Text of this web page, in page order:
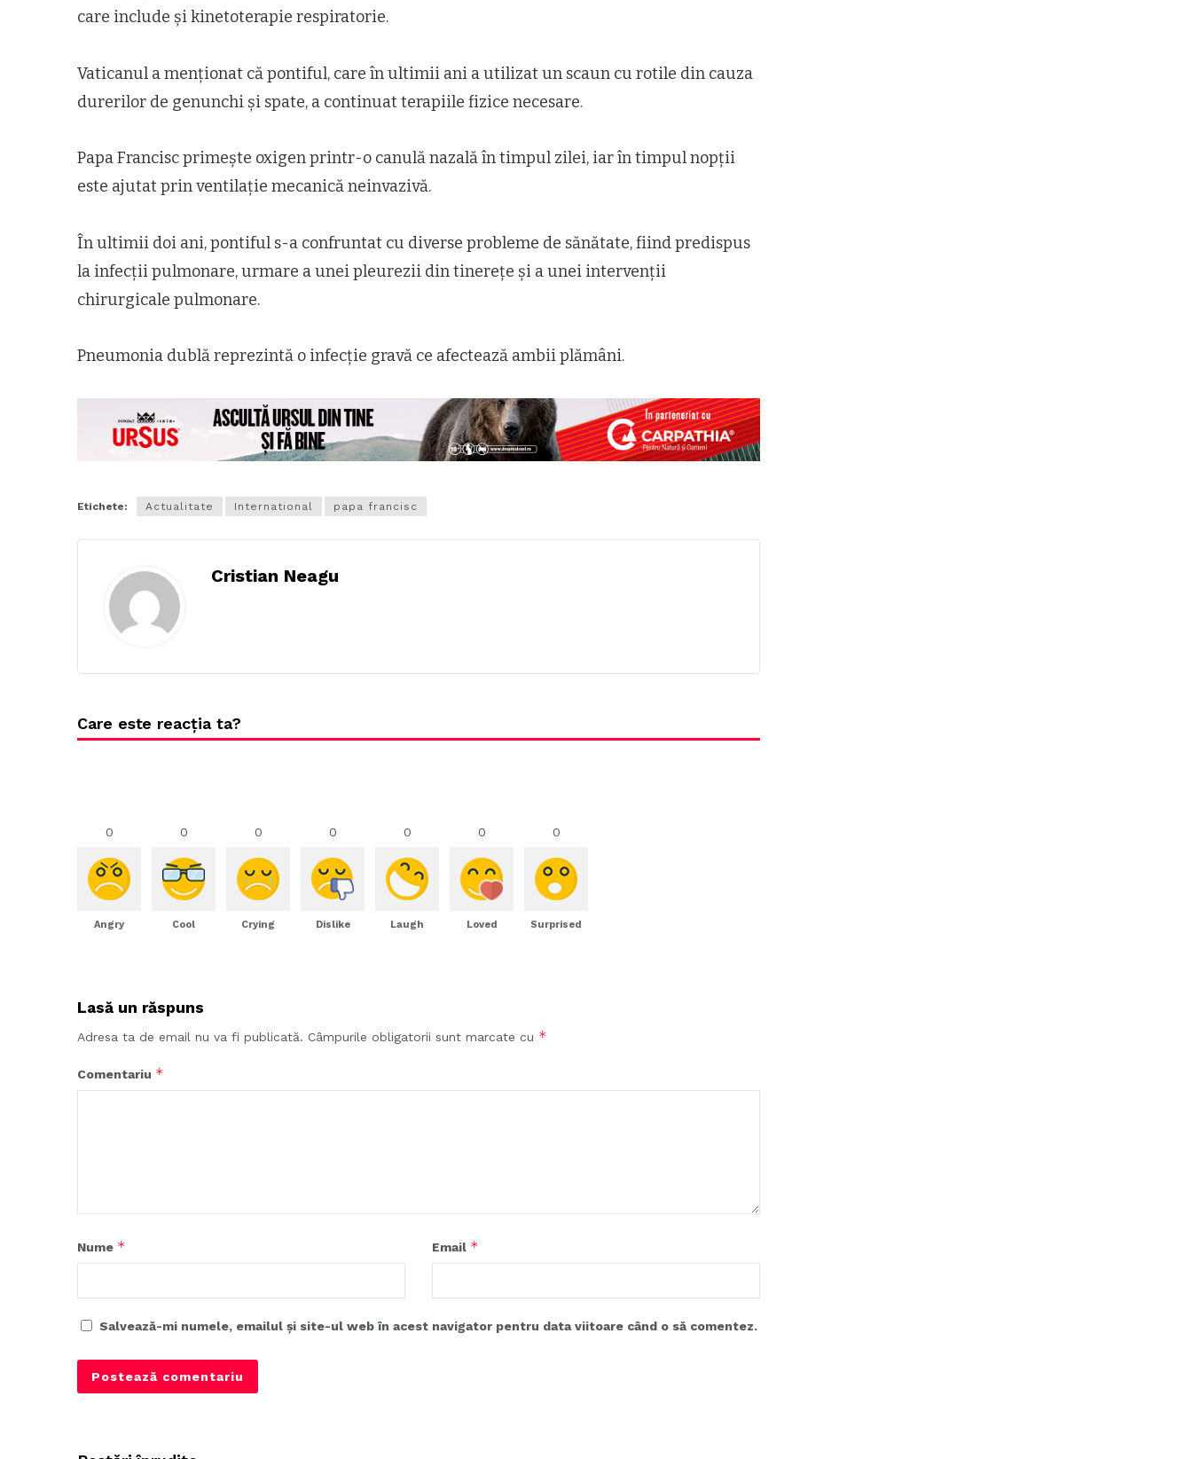
care include și kinetoterapie respiratorie.
Vaticanul a menționat că pontiful, care în ultimii ani a utilizat un scaun cu rotile din cauza
durerilor de genunchi și spate, a continuat terapiile fizice necesare.
Papa Francisc primește oxigen printr-o canulă nazală în timpul zilei, iar în timpul nopții
este ajutat prin ventilație mecanică neinvazivă.
În ultimii doi ani, pontiful s-a confruntat cu diverse probleme de sănătate, fiind predispus
la infecții pulmonare, urmare a unei pleurezii din tinerețe și a unei intervenții
chirurgicale pulmonare.
Pneumonia dublă reprezintă o infecție gravă ce afectează ambii plămâni.
Etichete: Actualitate International papa francisc
Cristian Neagu
Care este reacția ta?
0
Angry
0
Cool
0
Crying
0
Dislike
0
Laugh
0
Loved
0
Surprised
Lasă un răspuns
Adresa ta de email nu va fi publicată. Câmpurile obligatorii sunt marcate cu *
Comentariu *
Nume * Email *
Salvează-mi numele, emailul și site-ul web în acest navigator pentru data viitoare când o să comentez.